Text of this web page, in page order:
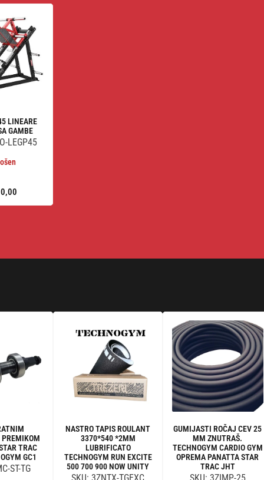
LINEARE
GAMBE
LEGP45
TRAC
GC1
ST-TG
NASTRO TAPIS ROULANT
3370*540 *2MM
LUBRIFICATO
TECHNOGYM RUN EXCITE
500 700 900 NOW UNITY
GUMIJASTI ROČAJ CEV 25
MM ZNUTRAŠ.
TECHNOGYM CARDIO GYM
OPREMA PANATTA STAR
TRAC JHT